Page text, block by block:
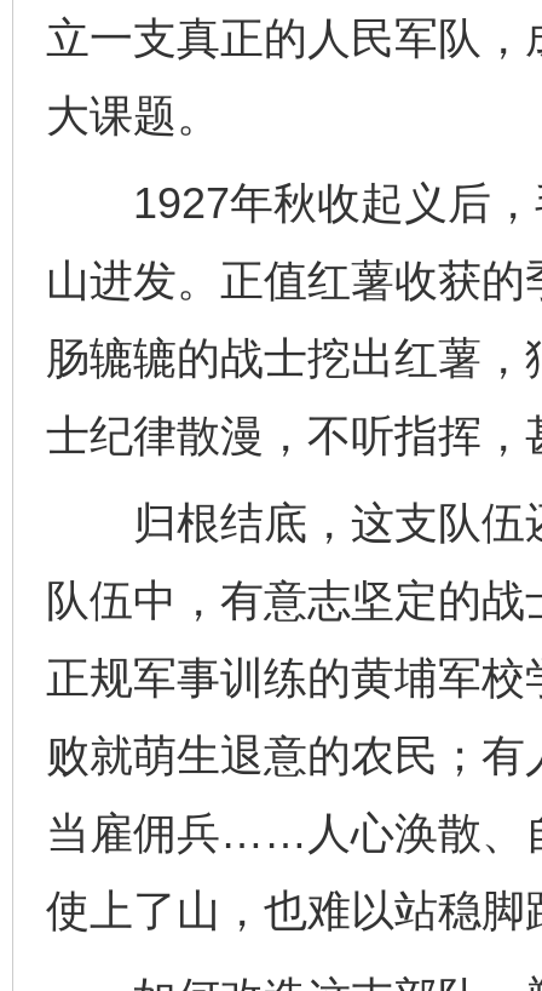
立一支真正的人民军队
大课题。
1927年秋收起义后，
山进发。正值红薯收获
肠辘辘的战士挖出红薯
士纪律散漫，不听指挥
归根结底，这支队伍
队伍中，有意志坚定的
正规军事训练的黄埔军
败就萌生退意的农民；
当雇佣兵……人心涣散、
使上了山，也难以站稳脚